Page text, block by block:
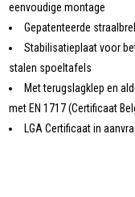
eenvoudige montage
Gepatenteerde
Stabilisatieplaat voor
stalen spoeltafels
Met terugslagklep en
met EN 1717 (Certificaat
LGA Certificaat in